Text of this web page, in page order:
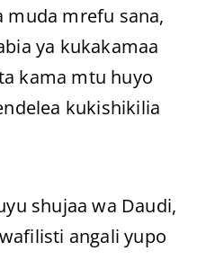
mrefu sana,
ya kukakamaa
kama mtu huyo
kukishikilia
shujaa wa Daudi,
angali yupo